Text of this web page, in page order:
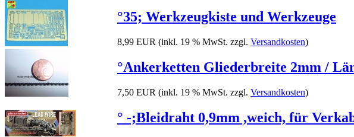
°35; Werkzeugkiste und Werkzeuge
8,99 EUR (inkl. 19 % MwSt. zzgl. Versandkosten)
°Ankerketten Gliederbreite 2mm /
7,50 EUR (inkl. 19 % MwSt. zzgl. Versandkosten)
° -;Bleidraht 0,9mm ,weich, für